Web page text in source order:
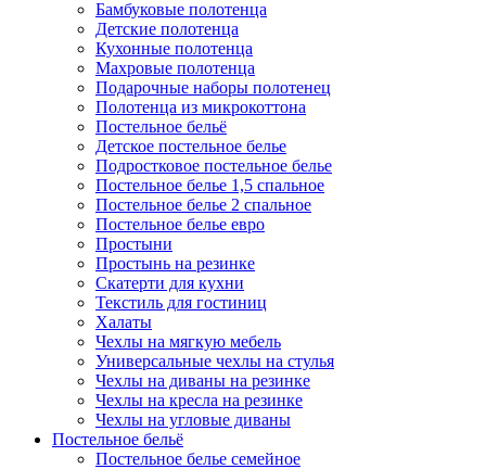
Бамбуковые полотенца
Детские полотенца
Кухонные полотенца
Махровые полотенца
Подарочные наборы полотенец
Полотенца из микрокоттона
Постельное бельё
Детское постельное белье
Подростковое постельное белье
Постельное белье 1,5 спальное
Постельное белье 2 спальное
Постельное белье евро
Простыни
Простынь на резинке
Скатерти для кухни
Текстиль для гостиниц
Халаты
Чехлы на мягкую мебель
Универсальные чехлы на стулья
Чехлы на диваны на резинке
Чехлы на кресла на резинке
Чехлы на угловые диваны
Постельное бельё
Постельное белье семейное